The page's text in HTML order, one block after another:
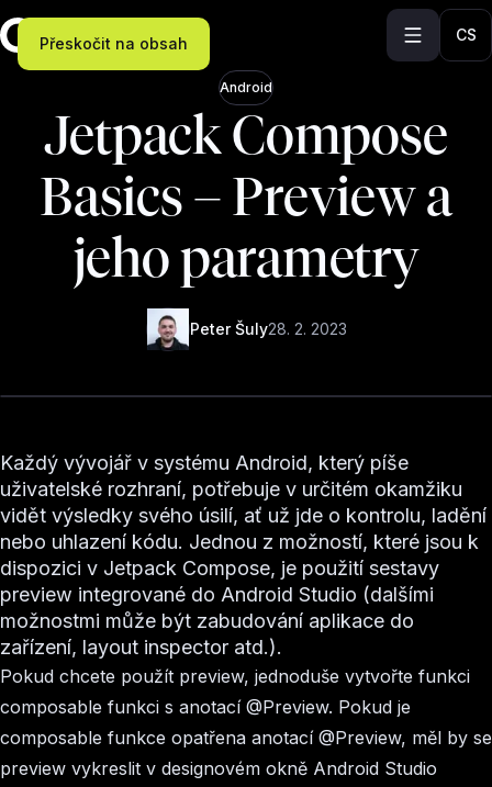
Přeskočit na obsah CS
Android
Jetpack Compose
Basics – Preview a
jeho parametry
Peter Šuly28. 2. 2023
Každý vývojář v systému Android, který píše
uživatelské rozhraní, potřebuje v určitém okamžiku
vidět výsledky svého úsilí, ať už jde o kontrolu, ladění
nebo uhlazení kódu. Jednou z možností, které jsou k
dispozici v Jetpack Compose, je použití sestavy
preview integrované do Android Studio (dalšími
možnostmi může být zabudování aplikace do
zařízení, layout inspector atd.).
Pokud chcete použít preview, jednoduše vytvořte funkci
composable funkci s anotací @Preview. Pokud je
composable funkce opatřena anotací @Preview, měl by se
preview vykreslit v designovém okně Android Studio